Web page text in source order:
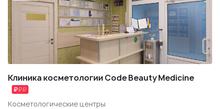
Клиника косметологии Code Beauty Medicine
Косметологические центры